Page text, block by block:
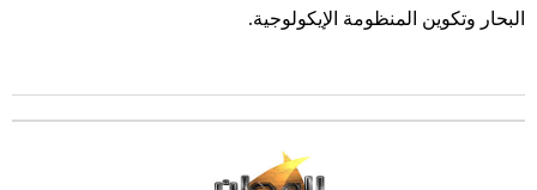
البحار وتكوين المنظومة الإيكولوجية.